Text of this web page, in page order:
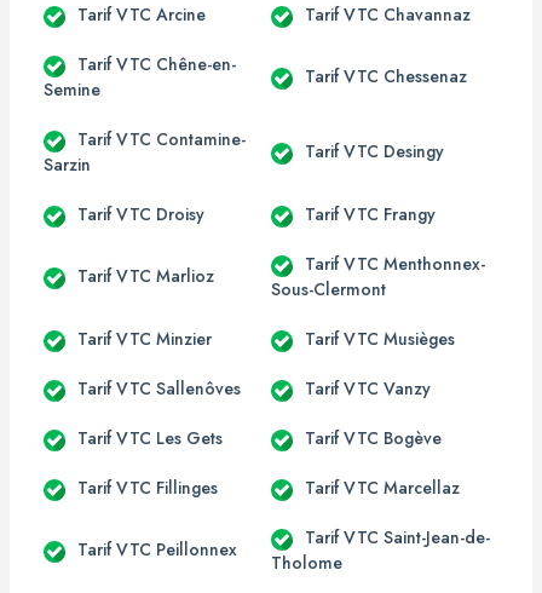
Tarif VTC Arcine Tarif VTC Chavannaz
Tarif VTC Chêne-en-
Semine
Tarif VTC Chessenaz
Tarif VTC Contamine-
Sarzin
Tarif VTC Desingy
Tarif VTC Droisy Tarif VTC Frangy
Tarif VTC Marlioz
Tarif VTC Menthonnex-
Sous-Clermont
Tarif VTC Minzier Tarif VTC Musièges
Tarif VTC Sallenôves Tarif VTC Vanzy
Tarif VTC Les Gets Tarif VTC Bogève
Tarif VTC Fillinges Tarif VTC Marcellaz
Tarif VTC Peillonnex
Tarif VTC Saint-Jean-de-
Tholome